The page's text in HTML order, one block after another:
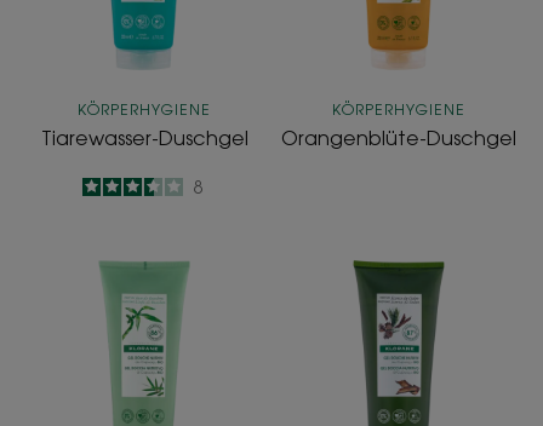
KÖRPERHYGIENE
Tiarewasser-Duschgel
3.5
/
5
8
KÖRPERHYGIENE
Orangenblüte-Duschgel
Bambussaft-
Duschgel
Zedernrinde-
Duschgel